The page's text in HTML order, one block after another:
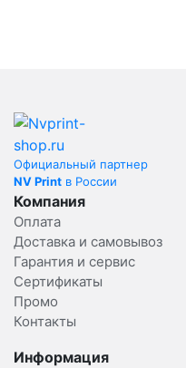
Официальный партнер
NV Print в России
Компания
Оплата
Доставка и самовывоз
Гарантия и сервис
Сертификаты
Промо
Контакты
Информация